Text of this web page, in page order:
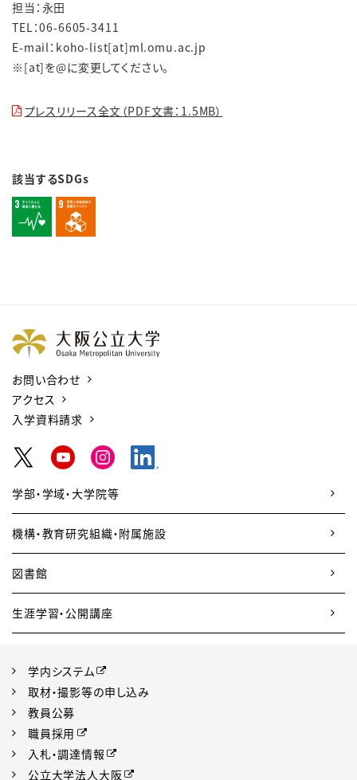
担当：永田
TEL：06-6605-3411
E-mail： koho-list[at]ml.omu.ac.jp
※[at]を@に変更してください。
プレスリリース全文（PDF文書：1.5MB）
該当するSDGs
お問い合わせ
アクセス
入学資料請求
学部・学域・大学院等
機構・教育研究組織・附属施設
図書館
生涯学習・公開講座
学内システム
取材・撮影等の申し込み
教員公募
職員採用
入札・調達情報
公立大学法人大阪